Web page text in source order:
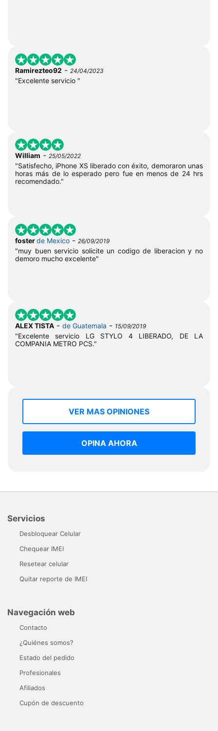
Ramirezteo92 - 24/04/2023
"Excelente servicio "
William - 25/05/2022
"Satisfecho, iPhone XS liberado con éxito, demoraron unas
horas más de lo esperado pero fue en menos de 24 hrs
recomendado."
fosterde Mexico - 26/09/2019
"muy buen servicio solicite un codigo de liberacion y no
demoro mucho excelente"
ALEX TISTA - de Guatemala - 15/09/2019
"Excelente servicio LG STYLO 4 LIBERADO, DE LA
COMPANIA METRO PCS."
VER MAS OPINIONES
OPINA AHORA
Servicios
Desbloquear Celular
Chequear IMEI
Resetear celular
Quitar reporte de IMEI
Navegación web
Contacto
¿Quiénes somos?
Estado del pedido
Profesionales
Afiliados
Cupón de descuento